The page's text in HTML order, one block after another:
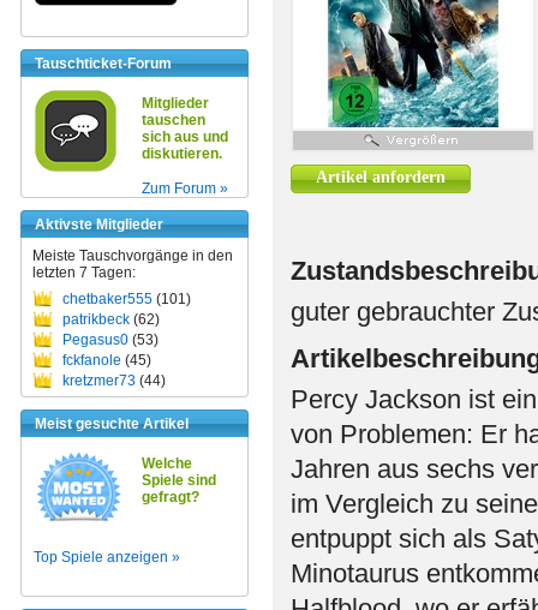
Tauschticket-Forum
Mitglieder
tauschen
sich aus und
diskutieren.
Zum Forum »
Aktivste Mitglieder
Meiste Tauschvorgänge in den
letzten 7 Tagen:
chetbaker555 (101)
patrikbeck (62)
Pegasus0 (53)
fckfanole (45)
kretzmer73 (44)
Meist gesuchte Artikel
Welche
Spiele sind
gefragt?
Top Spiele anzeigen »
Artikel anfordern
guter gebrauchter
Percy Jackson ist
von Problemen: Er
Jahren aus sechs
im Vergleich zu
entpuppt sich als
Minotaurus